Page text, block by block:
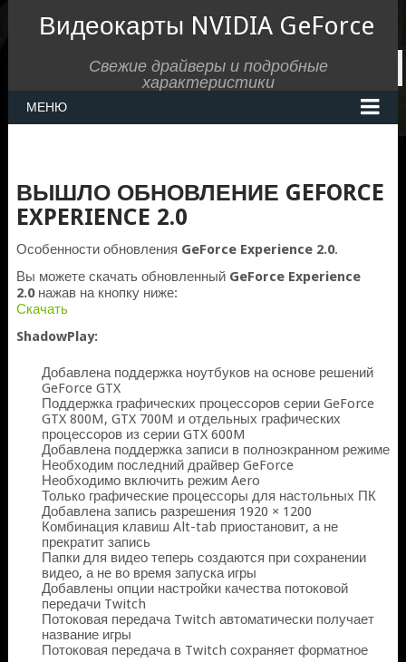
Видеокарты NVIDIA GeForce
Свежие драйверы и подробные
характеристики
МЕНЮ
ВЫШЛО ОБНОВЛЕНИЕ GEFORCE
EXPERIENCE 2.0
Особенности обновления GeForce Experience 2.0.
Вы можете скачать обновленный GeForce Experience
2.0нажав на кнопку ниже:
Скачать
ShadowPlay:
Добавлена поддержка ноутбуков на основе решений
GeForce GTX
Поддержка графических процессоров серии GeForce
GTX 800M, GTX 700M и отдельных графических
процессоров из серии GTX 600M
Добавлена поддержка записи в полноэкранном режиме
Необходим последний драйвер GeForce
Необходимо включить режим Aero
Только графические процессоры для настольных ПК
Добавлена запись разрешения 1920 × 1200
Комбинация клавиш Alt-tab приостановит, а не
прекратит запись
Папки для видео теперь создаются при сохранении
видео, а не во время запуска игры
Добавлены опции настройки качества потоковой
передачи Twitch
Потоковая передача Twitch автоматически получает
название игры
Потоковая передача в Twitch сохраняет форматное